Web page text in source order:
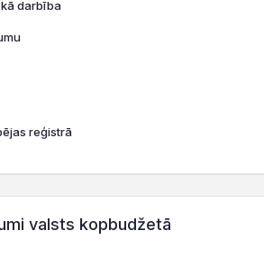
darbība
reģistrā
valsts kopbudžetā